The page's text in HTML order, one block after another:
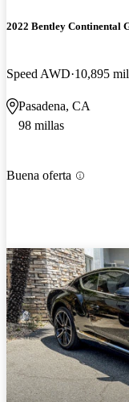
2022 Bentley Continental
Speed AWD 10,895
Pasadena, CA
98 millas
Buena oferta